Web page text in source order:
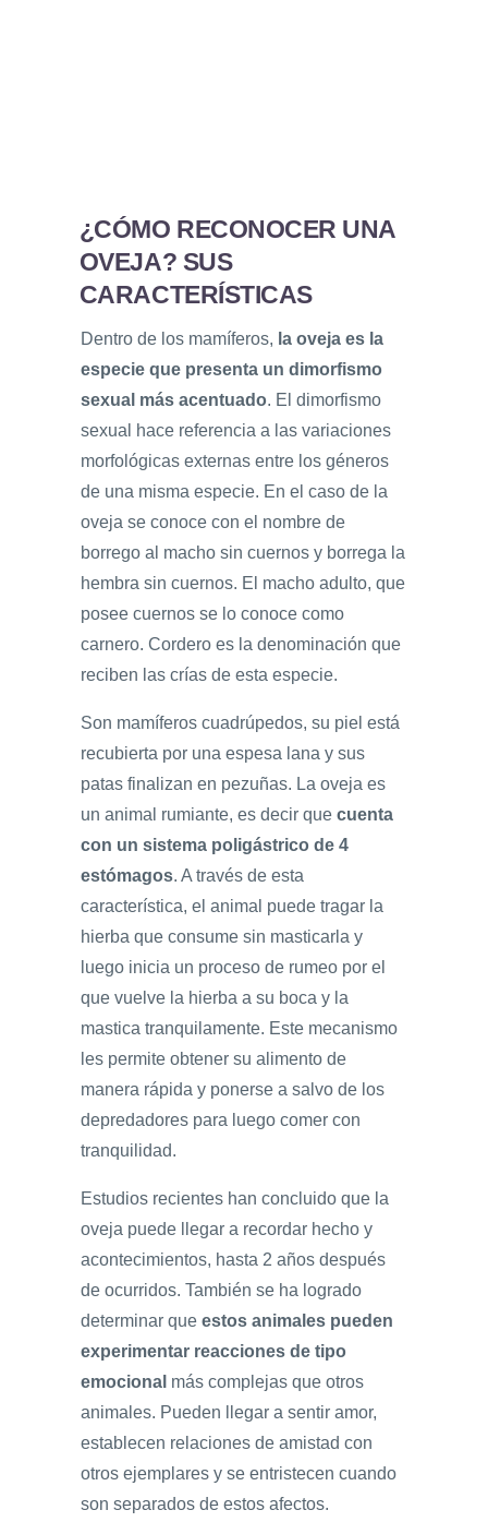
¿CÓMO RECONOCER UNA
OVEJA? SUS
CARACTERÍSTICAS
Dentro de los mamíferos, la oveja es la
especie que presenta un dimorfismo
sexual más acentuado. El dimorfismo
sexual hace referencia a las variaciones
morfológicas externas entre los géneros
de una misma especie. En el caso de la
oveja se conoce con el nombre de
borrego al macho sin cuernos y borrega la
hembra sin cuernos. El macho adulto, que
posee cuernos se lo conoce como
carnero. Cordero es la denominación que
reciben las crías de esta especie.
Son mamíferos cuadrúpedos, su piel está
recubierta por una espesa lana y sus
patas finalizan en pezuñas. La oveja es
un animal rumiante, es decir que cuenta
con un sistema poligástrico de 4
estómagos. A través de esta
característica, el animal puede tragar la
hierba que consume sin masticarla y
luego inicia un proceso de rumeo por el
que vuelve la hierba a su boca y la
mastica tranquilamente. Este mecanismo
les permite obtener su alimento de
manera rápida y ponerse a salvo de los
depredadores para luego comer con
tranquilidad.
Estudios recientes han concluido que la
oveja puede llegar a recordar hecho y
acontecimientos, hasta 2 años después
de ocurridos. También se ha logrado
determinar que estos animales pueden
experimentar reacciones de tipo
emocional más complejas que otros
animales. Pueden llegar a sentir amor,
establecen relaciones de amistad con
otros ejemplares y se entristecen cuando
son separados de estos afectos.